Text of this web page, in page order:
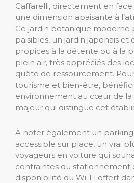
Caffarelli, directement en face
une dimension apaisante à
Ce jardin botanique moderne
paisibles, un jardin japonais et
propices à la détente ou à la
plein air, très appréciés des
quête de ressourcement.
tourisme et bien-être,
environnement au cœur de la
majeur qui distingue cet
À noter également un
accessible sur place, un vrai
voyageurs en voiture qui
contraintes du stationnement
disponibilité du Wi-Fi offert